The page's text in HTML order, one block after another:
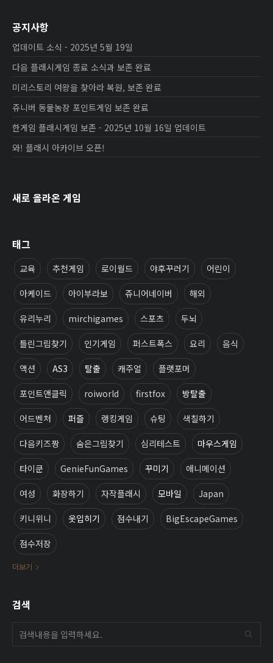
공지사항
업데이트 소식 - 2025년 5월 19일
다음 플래시게임 종료 소식과 보존 완료
미리스토리 여왕을 찾아라 복원, 보존 완료
쥬니버 동물농장 포인트게임 보존 완료
한게임 플래시게임 보존 - 2025년 10월 16일 업데이트
와! 플래시 아카이브 오픈!
새로 올라온 게임
태그
교육 추천게임 로이월드 야후꾸러기 어린이
아케이드 아이부라보 쥬니어네이버 해외
유리누리 mirchigames 스포츠 두뇌
틀린그림찾기 인기게임 퍼스트폭스 요리 음식
액션 AS3 탈출 캐주얼 플랫포머
포인트앤클릭 roiworld firstfox 방탈출
어드벤처 퍼즐 랭킹게임 슈팅 색칠하기
다음키즈짱 숨은그림찾기 심리테스트 마우스게임
타이쿤 GenieFunGames 꾸미기 애니메이션
여성 화장하기 자작플래시 모바일 Japan
키니위니 옷입히기 점수내기 BigEscapeGames
점수저장
더보기
검색